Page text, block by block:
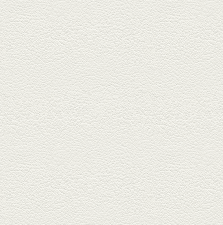
朝ごはんプレート＆かん
ぱちのカマ(塩焼き)
並木坂では珍しい朝ごはんの店
「コルハコ」で昼飲みの刻。
「銀し...
2025年7月4日放送
生姜香る鮭とイクラの土
鍋ご飯 など
銀杏中通りにこの春オープンし
た「創作ダイニング真」へ。暑
い夏...
2025年6月13日放送
ﾊﾓの季節野菜あんかけ＆
どんぐりﾎﾟｰｸ西京焼き
西銀座通り、若き和の料理人の
名店「旬味こさか」で夏の味を
堪能...
2025年5月23日放送
明太もちチーズもんじゃ
銀座中通りで深夜３時まで営業
している「もんじゃ焼きかめの